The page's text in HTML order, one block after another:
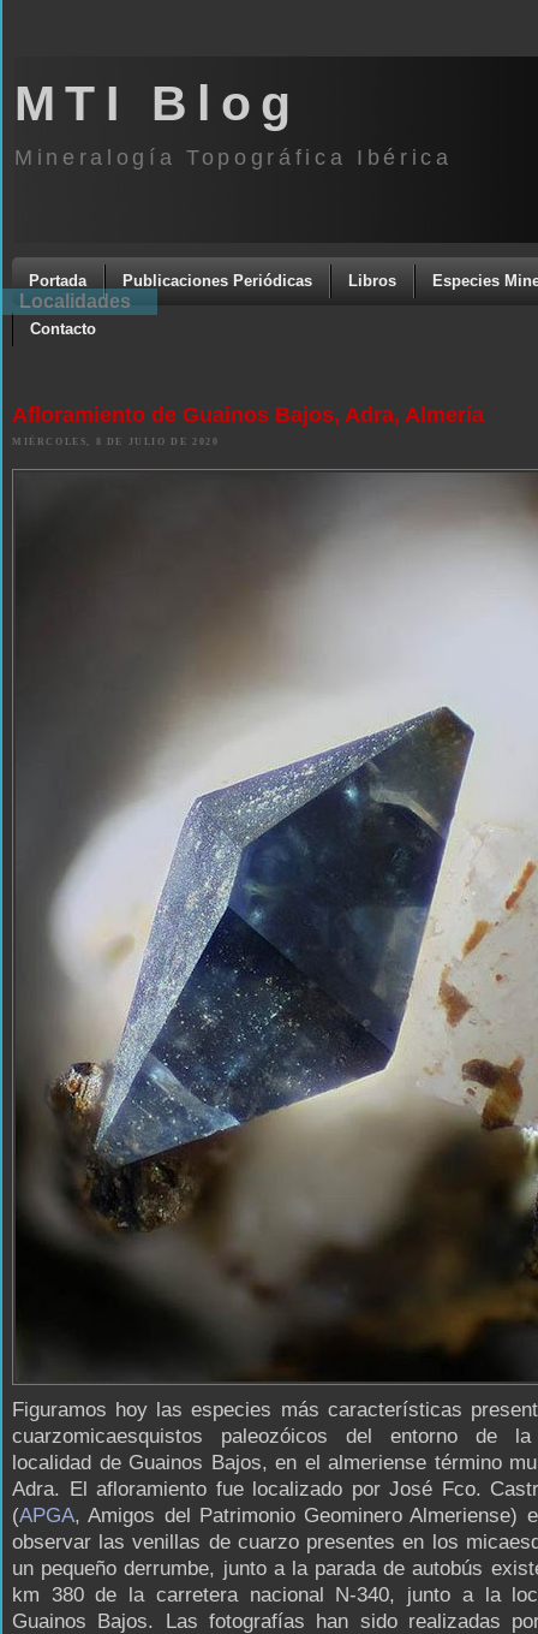
MTI Blog
Mineralogía Topográfica Ibérica
Portada Publicaciones Periódicas Libros Especies
Contacto
Afloramiento de Guainos Bajos, Adra, Almería
MIÉRCOLES, 8 DE JULIO DE 2020
Figuramos hoy las especies más características
cuarzomicaesquistos paleozóicos del entorno de la
localidad de Guainos Bajos, en el almeriense término
Adra. El afloramiento fue localizado por José Fco.
(APGA, Amigos del Patrimonio Geominero Almeriense)
observar las venillas de cuarzo presentes en los
un pequeño derrumbe, junto a la parada de autobús
km 380 de la carretera nacional N-340, junto a la
Guainos Bajos. Las fotografías han sido realizadas
Localidades